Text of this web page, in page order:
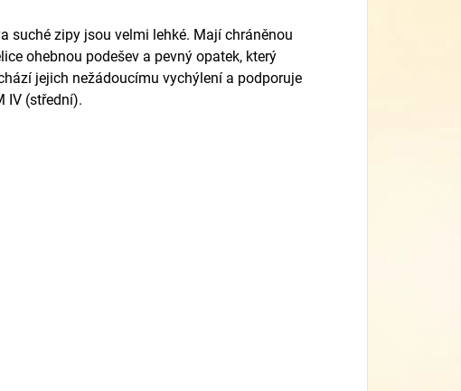
suché zipy jsou velmi lehké. Mají chráněnou
ohebnou podešev a pevný opatek, který
jejich nežádoucímu vychýlení a podporuje
IV (střední).